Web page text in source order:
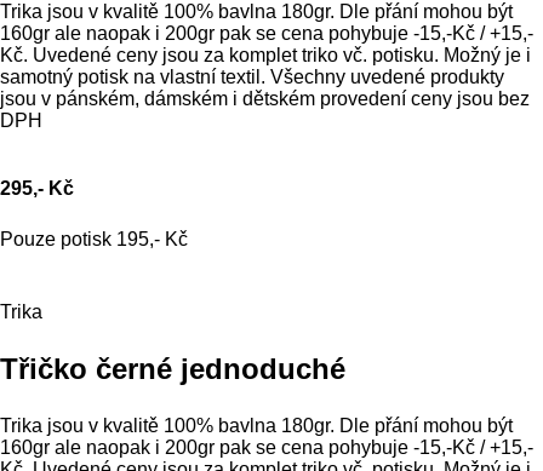
Trika jsou v kvalitě 100% bavlna 180gr. Dle přání mohou být
160gr ale naopak i 200gr pak se cena pohybuje -15,-Kč / +15,-
Kč. Uvedené ceny jsou za komplet triko vč. potisku. Možný je i
samotný potisk na vlastní textil. Všechny uvedené produkty
jsou v pánském, dámském i dětském provedení ceny jsou bez
DPH
295,- Kč
Pouze potisk 195,- Kč
Trika
Třičko černé jednoduché
Trika jsou v kvalitě 100% bavlna 180gr. Dle přání mohou být
160gr ale naopak i 200gr pak se cena pohybuje -15,-Kč / +15,-